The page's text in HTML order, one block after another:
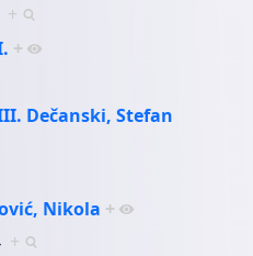
+
+
Dečanski, Stefan
Nikola +
+